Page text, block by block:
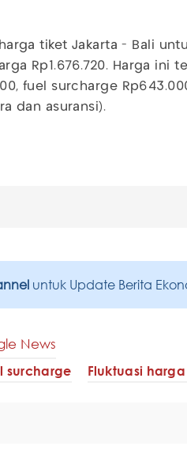
tiket Jakarta - Bali
Rp1.676.720. Harga ini
fuel surcharge
dan asuransi).
untuk Update Berita
News
surcharge Fluktuasi